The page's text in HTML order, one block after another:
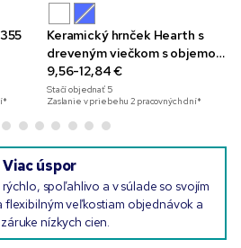
Keramický hrnček Hearth s
dreveným viečkom s objemom
400 ml
9,56-12,84 €
Stačí objednať 5
Zaslanie v priebehu 2 pracovných dní*
Viac úspor
spoľahlivo a v súlade so svojím
veľkostiam objednávok a
nízkych cien.